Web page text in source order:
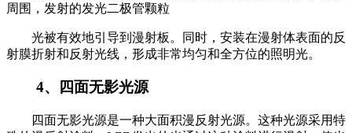
周围，发射的发光二极管颗粒
光被有效地引导到漫射板。同时，安装在漫射体表面的反
射膜折射和反射光线，形成非常均匀和全方位的照明光。
4、四面无影光源
四面无影光源是一种大面积漫反射光源。这种光源采用特